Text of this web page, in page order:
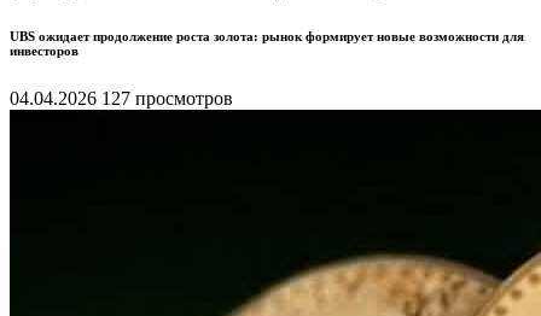
UBS ожидает продолжение роста золота: рынок формирует новые возможности для
инвесторов
04.04.2026 127 просмотров